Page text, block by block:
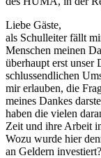
Liebe Gäste,
als Schulleiter fällt
Menschen meinen
überhaupt erst
schlussendlichen
mir erlauben, die
meines Dankes
haben die vielen
Zeit und ihre Arbeit
Wozu wurde hier
an Geldern investiert?